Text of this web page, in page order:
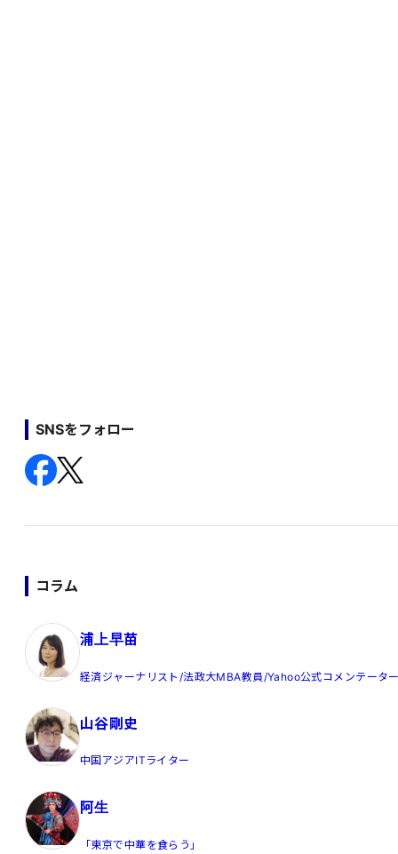
SNSをフォロー
コラム
浦上早苗
経済ジャーナリスト/法政大MBA教員/Yahoo公式コメンテータ
山谷剛史
中国アジアITライター
阿生
「東京で中華を食らう」